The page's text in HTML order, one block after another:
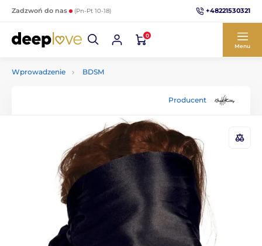
Zadzwoń do nas (Pn-Pt 10-18) +48221530321
0
Menu
Wprowadzenie BDSM
Producent